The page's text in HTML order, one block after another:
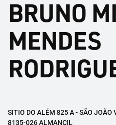
BRUNO
MENDES
SITIO DO ALÉM 825 A - SÃO JOÃO
8135-026 ALMANCIL